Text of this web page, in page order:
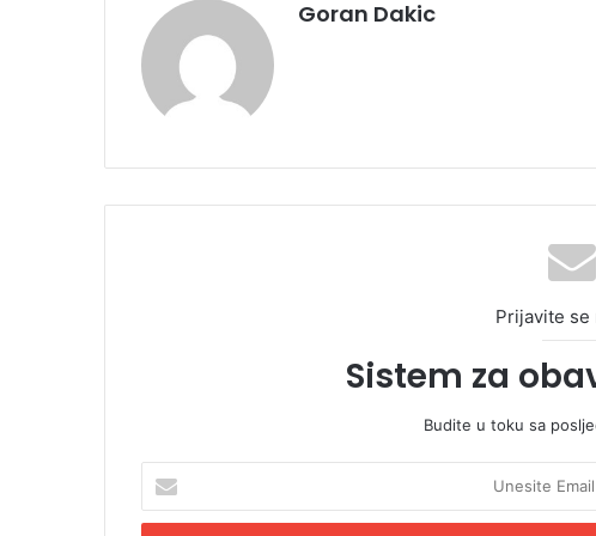
Goran Dakic
Prijavite se
Sistem za
Budite u toku sa
e